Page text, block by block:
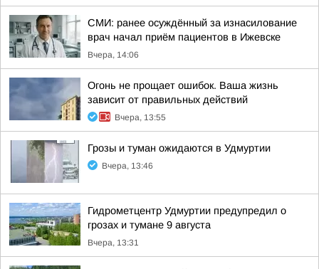
СМИ: ранее осуждённый за изнасилование
врач начал приём пациентов в Ижевске
Вчера, 14:06
Огонь не прощает ошибок. Ваша жизнь
зависит от правильных действий
Вчера, 13:55
Грозы и туман ожидаются в Удмуртии
Вчера, 13:46
Гидрометцентр Удмуртии предупредил о
грозах и тумане 9 августа
Вчера, 13:31